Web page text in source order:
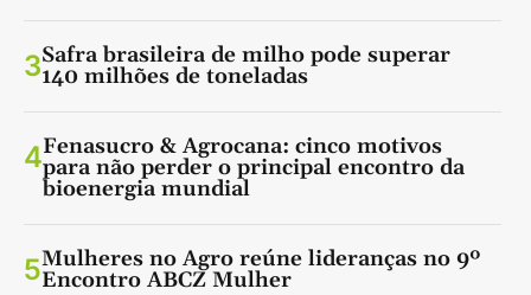
3Safra brasileira de milho pode superar
140 milhões de toneladas
4Fenasucro & Agrocana: cinco motivos
para não perder o principal encontro da
bioenergia mundial
5Mulheres no Agro reúne lideranças no 9º
Encontro ABCZ Mulher